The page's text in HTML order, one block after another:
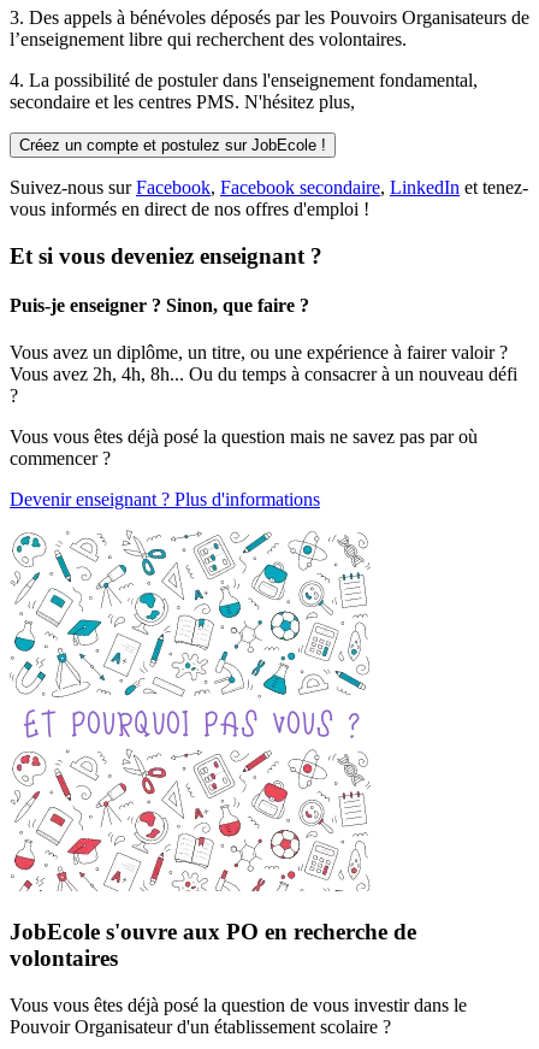
3. Des appels à bénévoles déposés par les Pouvoirs Organisateurs de
l’enseignement libre qui recherchent des volontaires.
4. La possibilité de postulerdans l'enseignement fondamental,
secondaire et les centres PMS. N'hésitez plus,
Créez un compte et postulez sur JobEcole !
Suivez-nous surFacebook, Facebook secondaire, LinkedIn et tenez-
vous informés en direct de nos offres d'emploi !
Et si vous deveniez enseignant ?
Puis-je enseigner ? Sinon, que faire ?
Vous avez un diplôme, un titre, ou une expérience à fairer valoir ?
Vous avez 2h, 4h, 8h... Ou du temps à consacrer à un nouveau défi
?
Vous vous êtes déjà posé la question mais ne savez pas par où
commencer ?
Devenir enseignant ? Plus d'informations
JobEcole s'ouvre aux PO en recherche de
volontaires
Vous vous êtes déjà posé la question de vous investir dans le
Pouvoir Organisateur d'un établissement scolaire ?